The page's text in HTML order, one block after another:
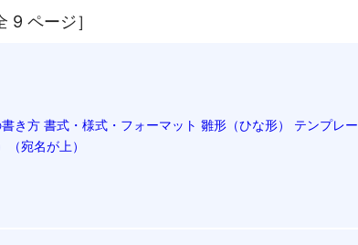
9 ページ］
き方 書式・様式・フォーマット 雛形（ひな形） テンプレー
宛名が上）